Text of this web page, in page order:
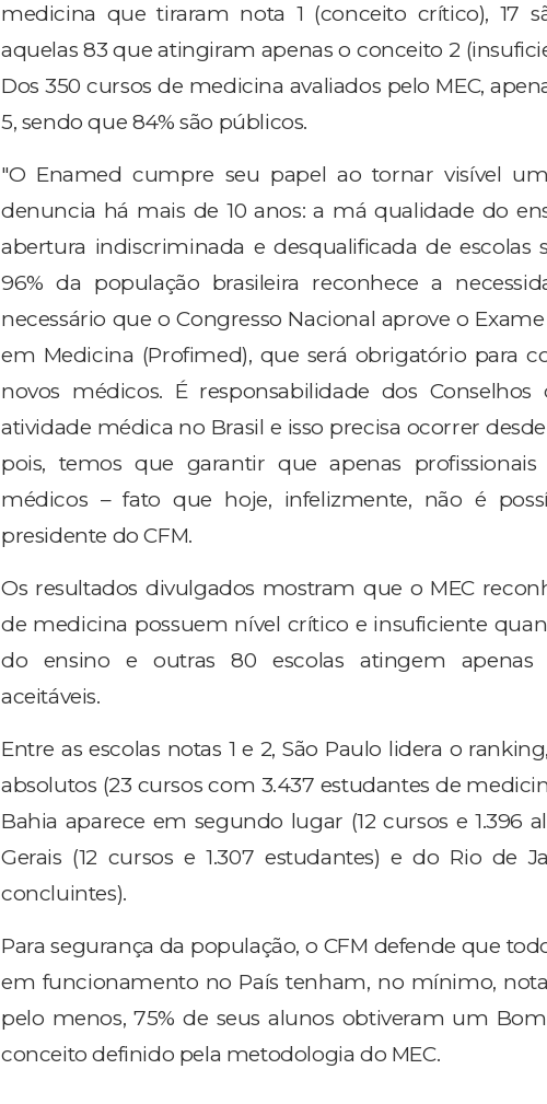
medicina que tiraram nota 1 (conceito crítico), 17
aquelas 83 que atingiram apenas o conceito 2
Dos 350 cursos de medicina avaliados pelo MEC,
5, sendo que 84% são públicos.
"O Enamed cumpre seu papel ao tornar visível
denuncia há mais de 10 anos: a má qualidade do
abertura indiscriminada e desqualificada de escolas
96% da população brasileira reconhece a
necessário que o Congresso Nacional aprove o
em Medicina (Profimed), que será obrigatório para
novos médicos. É responsabilidade dos
atividade médica no Brasil e isso precisa ocorrer
pois, temos que garantir que apenas
médicos – fato que hoje, infelizmente, não é
presidente do CFM.
Os resultados divulgados mostram que o MEC
de medicina possuem nível crítico e insuficiente
do ensino e outras 80 escolas atingem apenas
aceitáveis.
Entre as escolas notas 1 e 2, São Paulo lidera o
absolutos (23 cursos com 3.437 estudantes de
Bahia aparece em segundo lugar (12 cursos e 1.396
Gerais (12 cursos e 1.307 estudantes) e do Rio de
concluintes).
Para segurança da população, o CFM defende que
em funcionamento no País tenham, no mínimo,
pelo menos, 75% de seus alunos obtiveram um
conceito definido pela metodologia do MEC.